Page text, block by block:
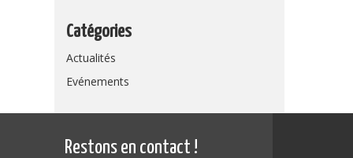
Catégories
Actualités
Evénements
Restons en contact !